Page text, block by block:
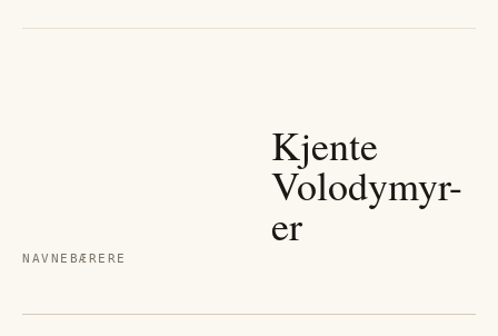
NAVNEBÆRERE
Kjente
Volodymyr-
er